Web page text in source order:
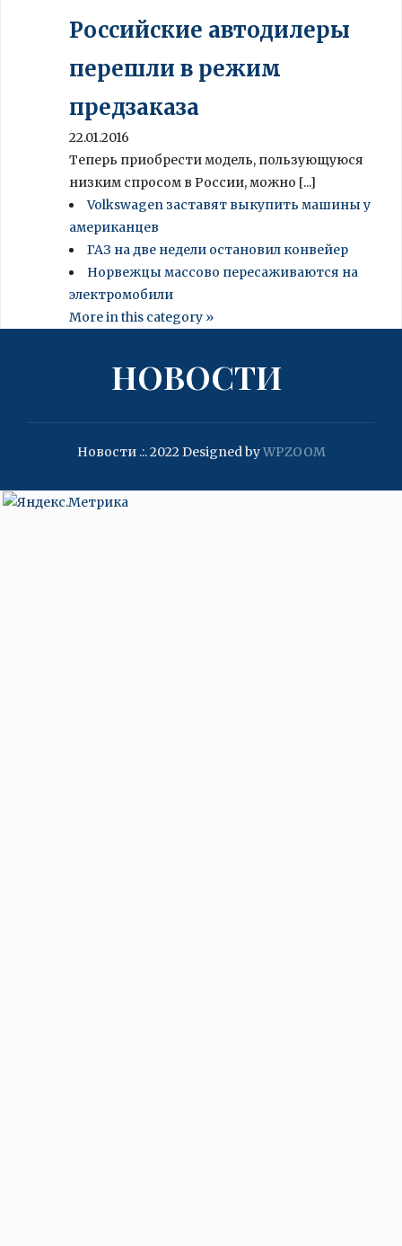
Российские автодилеры
перешли в режим
предзаказа
22.01.2016
Теперь приобрести модель, пользующуюся
низким спросом в России, можно [...]
Volkswagen заставят выкупить машины у
американцев
ГАЗ на две недели остановил конвейер
Норвежцы массово пересаживаются на
электромобили
More in this category »
НОВОСТИ
Новости .:. 2022Designed byWPZOOM